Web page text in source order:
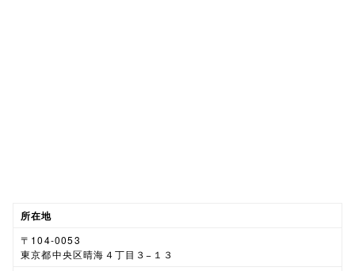
所在地
〒104-0053
東京都中央区晴海４丁目３−１３